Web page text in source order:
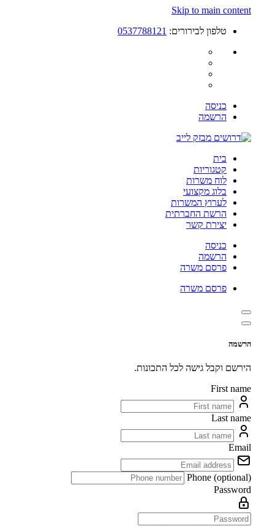
Skip to main content
טלפון לבירורים: 0537788121
כניסה
הרשמה
בית
קטגוריות
לוח משרות
בלוג מקצועי
לערוץ המשרות
הרשת החברתית
יצירת קשר
כניסה
הרשמה
פרסם משרה
פרסם משרה
הרשמה
הירשם וקבל גישה לכל התכונות.
First name
Last name
Email
Phone (optional)
Password